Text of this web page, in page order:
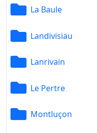
La Baule
Landivisiau
Lanrivain
Le Pertre
Montluçon